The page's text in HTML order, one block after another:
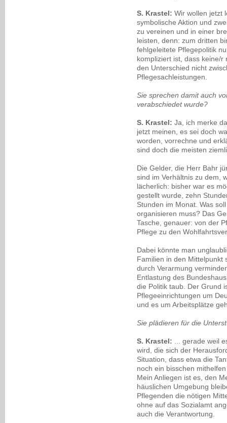
S. Krastel: Wir wollen jetzt
symbolische Aktion und
zu vereinen und in einer
leisten, denn: zum dritten
fehlgeleitete Pflegepolitik
kompliziert ist, dass keine/
den Unterschied nicht
Pflegesachleistungen.
Sie sprechen damit auch
verabschiedet wurde?
S. Krastel: Ja, ich merke
jetzt meinen, es sei doch
worden, vorrechne und
sind doch die meisten
Die Gelder, die Herr Bahr
sind im Verhältnis zu dem,
lächerlich: bisher war es
gestellt wurde, zehn
Stunden im Monat. Was
organisieren muss? Das
Tasche, genauer: von der
Pflege zu den
Dabei könnte man
Familien in den Mittelpunkt
durch Verarmung
Entlastung des
die Politik taub. Der Grund
Pflegeeinrichtungen um
und es um Arbeitsplätze
Sie plädieren für die
S. Krastel:
... gerade weil
wird, die sich der
Situation, dass etwa die
noch ein bisschen
Mein Anliegen ist es, den
häuslichen Umgebung
Pflegenden die nötigen
ohne auf das Sozialamt
auch die Verantwortung.